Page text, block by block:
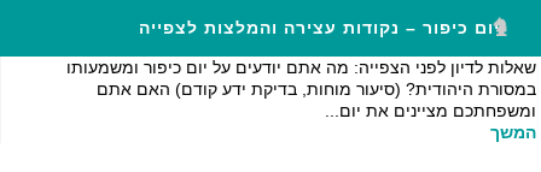
יום כיפור – נקודות עצירה והמלצות לצפייה
שאלות לדיון לפני הצפייה: מה אתם יודעים על יום כיפור ומשמעותו
במסורת היהודית? (סיעור מוחות, בדיקת ידע קודם) האם אתם
ומשפחתכם מציינים את יום...
המשך